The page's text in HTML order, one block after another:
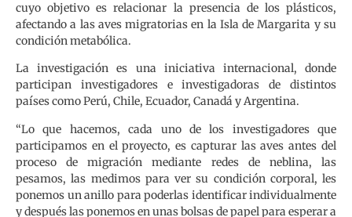
cuyo objetivo es relacionar la presencia de los plásticos,
afectando a las aves migratorias en la Isla de Margarita y su
condición metabólica.
La investigación es una iniciativa internacional, donde
participan investigadores e investigadoras de distintos
países como Perú, Chile, Ecuador, Canadá y Argentina.
“Lo que hacemos, cada uno de los investigadores que
participamos en el proyecto, es capturar las aves antes del
proceso de migración mediante redes de neblina, las
pesamos, las medimos para ver su condición corporal, les
ponemos un anillo para poderlas identificar individualmente
y después las ponemos en unas bolsas de papel para esperar a